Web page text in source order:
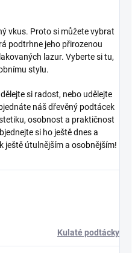
vkus. Proto si můžete vybrat
podtrhne jeho přirozenou
lazur. Vyberte si tu,
stylu.
si radost, nebo udělejte
náš dřevěný podtácek
osobnost a praktičnost
si ho ještě dnes a
ještě útulnějším a osobnějším!
Kulaté podtácky